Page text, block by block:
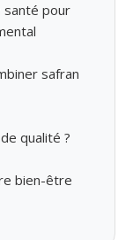
pour
safran
qualité ?
bien-être